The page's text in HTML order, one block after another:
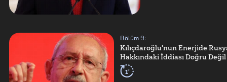
Bölüm 9:
Kılıçdaroğlu'nun Enerjide
Hakkındaki İddiası Doğru Değil
1'